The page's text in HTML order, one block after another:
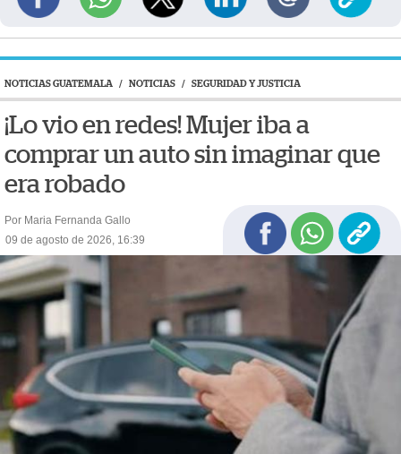
NOTICIAS GUATEMALA / NOTICIAS / SEGURIDAD Y JUSTICIA
¡Lo vio en redes! Mujer iba a
comprar un auto sin imaginar que
era robado
Por Maria Fernanda Gallo
09 de agosto de 2026, 16:39